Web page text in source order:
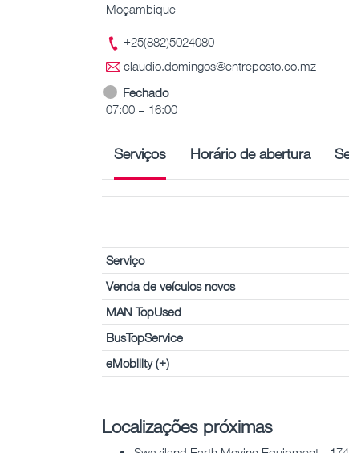
Moçambique
+25(882)5024080
claudio.domingos@entreposto.co.mz
Fechado
07:00 – 16:00
Serviços Horário de abertura
Serviço
Venda de veículos novos
MAN TopUsed
BusTopService
eMobility (+)
Localizações próximas